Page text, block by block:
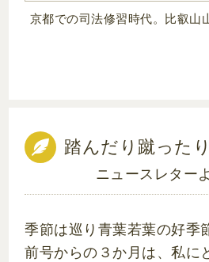
京都での司法修習時代。比叡山
踏んだり蹴ったり
ニュースレター
季節は巡り青葉若葉の好季
前号からの３か月は、私に